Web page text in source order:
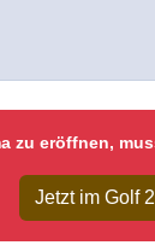
zu eröffnen,
Jetzt im Golf